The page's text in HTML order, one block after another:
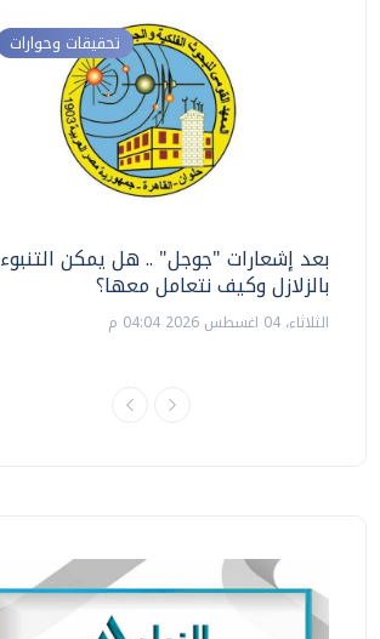
تحقيقات وحوارات
بعد إشعارات "جوجل" .. هل يمكن التنبوء
بالزلازل وكيف نتعامل معها؟
الثلاثاء، 04 اغسطس 2026 04:04 م